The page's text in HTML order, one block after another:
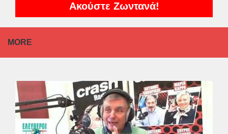
Ακούστε Ζωντανά!
MORE